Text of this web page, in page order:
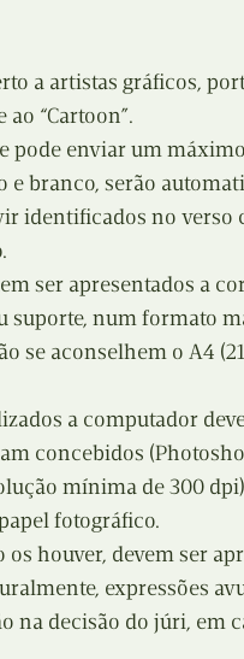
a artistas gráficos,
ao “Cartoon”.
pode enviar um
e branco, serão
identificados no verso
ser apresentados a
suporte, num formato
se aconselhem o A4
a computador
concebidos
mínima de 300
fotográfico.
os houver, devem ser
expressões
na decisão do júri, em